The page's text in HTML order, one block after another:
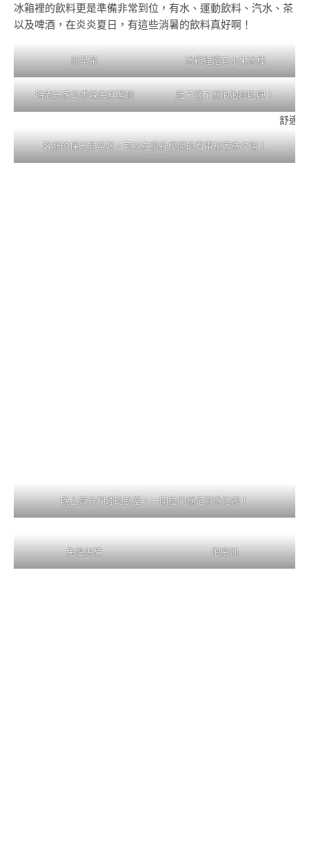
冰箱裡的飲料更是準備非常到位，有水、運動飲料、汽水、茶
以及啤酒，在炎炎夏日，有這些消暑的飲料真好啊！
原萃茶 冰箱裡還有水果冰棒
時尚玩家的香辣海鮮湯麵 肚子餓了就泡泡麵吃吧！
舒適
客廳的採光非常好，可以在這裡優閒的看電視等待夕陽！
晚上寶貝們睡的臥室，一開拉門就是游泳池喔！
免治馬桶 泡腳池